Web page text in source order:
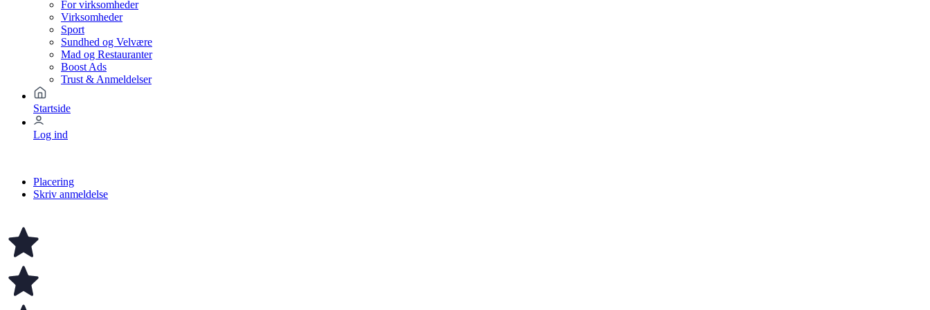
For virksomheder
Virksomheder
Sport
Sundhed og Velvære
Mad og Restauranter
Boost Ads
Trust & Anmeldelser
Startside
Log ind
Placering
Skriv anmeldelse